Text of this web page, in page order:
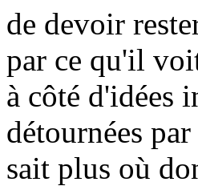
de devoir
par ce qu'il
à côté d'idées
détournées
sait plus où